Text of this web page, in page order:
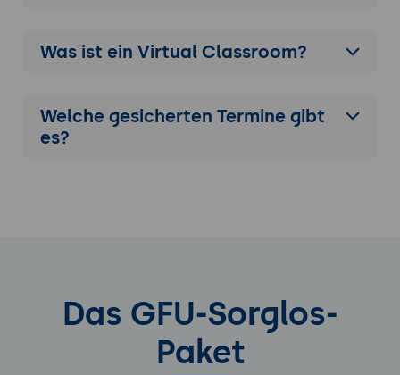
Was ist ein Virtual Classroom?
Welche gesicherten Termine gibt
es?
Das GFU-Sorglos-
Paket